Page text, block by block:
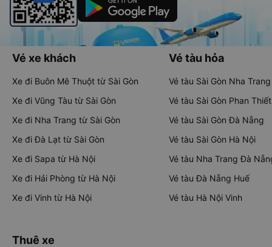
Vé xe khách
Xe đi Buôn Mê Thuột từ Sài Gòn
Xe đi Vũng Tàu từ Sài Gòn
Xe đi Nha Trang từ Sài Gòn
Xe đi Đà Lạt từ Sài Gòn
Xe đi Sapa từ Hà Nội
Xe đi Hải Phòng từ Hà Nội
Xe đi Vinh từ Hà Nội
Vé tàu hỏa
Vé tàu Sài Gòn Nha Trang
Vé tàu Sài Gòn Phan Thiết
Vé tàu Sài Gòn Đà Nẵng
Vé tàu Sài Gòn Hà Nội
Vé tàu Nha Trang Đà
Vé tàu Đà Nẵng Huế
Vé tàu Hà Nội Vinh
Thuê xe